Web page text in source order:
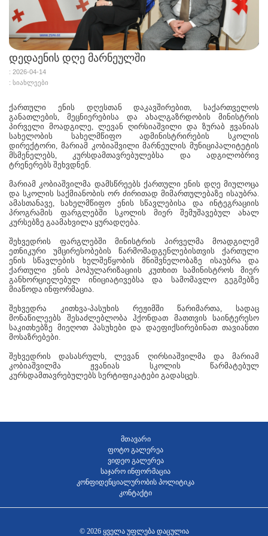
დედაენის დღე მარნეულში
: 2026-04-14
: სიახლეები
ქართული ენის დღესთან დაკავშირებით, საქართველოს
განათლების, მეცნიერებისა და ახალგაზრდობის მინისტრის
პირველი მოადგილე, ლევან ღირსიაშვილი და ზურაბ ჟვანიას
სახელობის სახელმწიფო ადმინისტრირების სკოლის
დირექტორი, მარიამ კობიაშვილი მარნეულის მუნიციპალიტეტის
მსმენელებს, კურსდამთავრებულებსა და ადგილობრივ
ტრენერებს შეხვდნენ.
მარიამ კობიაშვილმა დამსწრეებს ქართული ენის დღე მიულოცა
და სკოლის საქმიანობის ორ ძირითად მიმართულებაზე ისაუბრა.
ამასთანავე, სახელმწიფო ენის სწავლებისა და ინტეგრაციის
პროგრამის ფარგლებში სკოლის მიერ შემუშავებულ ახალ
კურსებზე გაამახვილა ყურადღება.
შეხვედრის ფარგლებში მინისტრის პირველმა მოადგილემ
ეთნიკური უმცირესობების წარმომადგენლებისთვის ქართული
ენის სწავლების ხელშეწყობის მნიშვნელობაზე ისაუბრა და
ქართული ენის პოპულარიზაციის კუთხით სამინისტროს მიერ
განხორციელებულ ინიციატივებსა და სამომავლო გეგმებზე
მიაწოდა ინფორმაცია.
შეხვედრა კითხვა-პასუხის რეჟიმში წარიმართა, სადაც
მონაწილეებს შესაძლებლობა ჰქონდათ მათთვის საინტერესო
საკითხებზე მიეღოთ პასუხები და დაეფიქსირებინათ თავიანთი
მოსაზრებები.
შეხვედრის დასასრულს, ლევან ღირსიაშვილმა და მარიამ
კობიაშვილმა ჟვანიას სკოლის წარმატებულ
კურსდამთავრებულებს სერტიფიკატები გადასცეს.
მთავარი
ფოტო გალერეა
ვიდეო გალერეა
საჯარო ინფორმაცია
კონფიდენციალურობის პოლიტიკა
კონტაქტი
© 2026 ყველა უფლება დაცულია